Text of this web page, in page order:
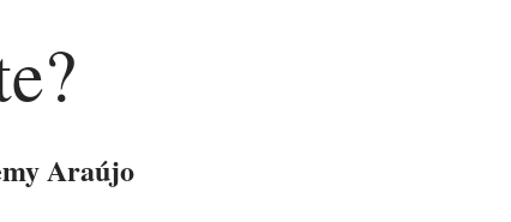
Araújo